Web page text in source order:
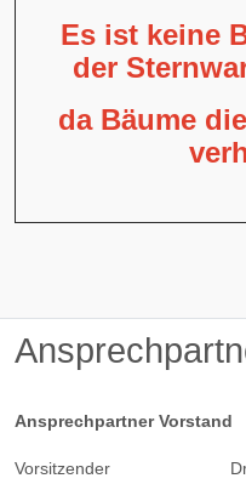
Es ist keine
der
da Bäume
Ansprechpartner Vorstand
Vorsitzender